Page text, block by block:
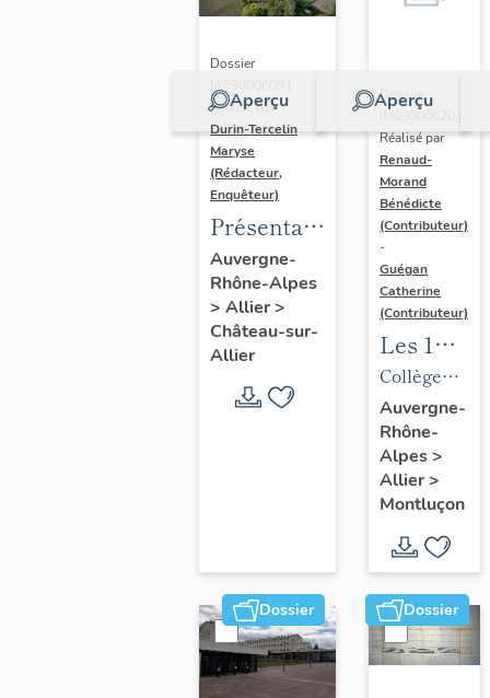
Aperçu
Dossier
Réalisé par
Durin-Tercelin
Maryse
(Rédacteur,
Enquêteur)
Présentation
de la
commune
de
Château-
sur-Allier
Auvergne-
Rhône-Alpes
> Allier>
Château-sur-
Allier
Aperçu
Dossier
Réalisé par
Renaud-
Morand
Bénédicte
(Contributeur)
-
Guégan
Catherine
(Contributeur)
Les 1%
artistiques
du lycée
Maurice-
Guyot
Collège
technique,
puis lycée
de Nerdre,
puis lycée
Maurice-
Auvergne-
Rhône-
Alpes>
Allier>
Montluçon
Dossier Dossier